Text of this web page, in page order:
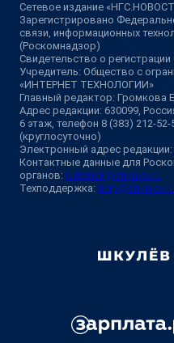
Сетевое издание
Зарегистрировано
связи, информационных
(Роскомнадзор)
Свидетельство о
Учредитель: Общество с
«ИНТЕРНЕТ ТЕХНОЛОГИИ»
Главный редактор: Громкова
Адрес редакции: 630099,
6 этаж, телефон 8 (383) 212-52-
(круглосуточно)
Электронный адрес редакции:
Контактные данные для
органов: juristnsk@shkulev.ru
Техподдержка: help@shkulev.ru